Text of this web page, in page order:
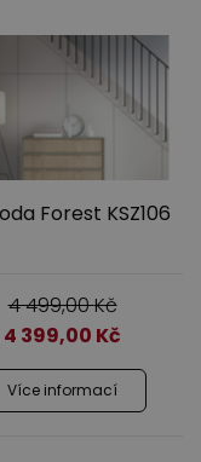
Forest KSZ106
4 499,00Kč
4 399,00 Kč
Více informací